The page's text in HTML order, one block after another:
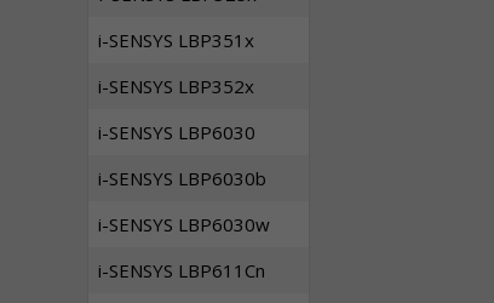
i-SENSYS LBP351x
i-SENSYS LBP352x
i-SENSYS LBP6030
i-SENSYS LBP6030b
i-SENSYS LBP6030w
i-SENSYS LBP611Cn